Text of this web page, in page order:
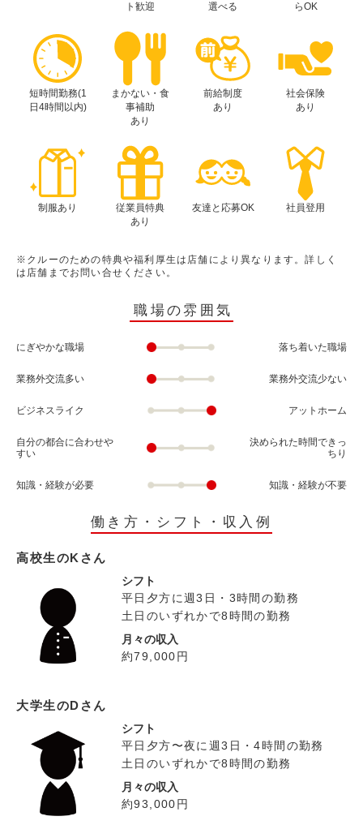
ト歓迎
選べる
らOK
短時間勤務(1
日4時間以内)
まかない・食
事補助
あり
前給制度
あり
社会保険
あり
制服あり
従業員特典
あり
友達と応募OK 社員登用
※クルーのための特典や福利厚生は店舗により異なります。詳しく
は店舗までお問い合せください。
職場の雰囲気
にぎやかな職場 落ち着いた職場
業務外交流多い 業務外交流少ない
ビジネスライク アットホーム
自分の都合に合わせや
すい
決められた時間できっ
ちり
知識・経験が必要 知識・経験が不要
働き方・シフト・収入例
高校生のKさん
シフト
平日夕方に週3日・3時間の勤務
土日のいずれかで8時間の勤務
月々の収入
約79,000円
大学生のDさん
シフト
平日夕方〜夜に週3日・4時間の勤務
土日のいずれかで8時間の勤務
月々の収入
約93,000円